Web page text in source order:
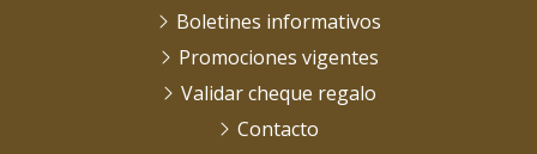
Boletines informativos
Promociones vigentes
Validar cheque regalo
Contacto